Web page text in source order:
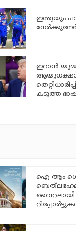
ഇന്ത്യയും
ഇറാന്‍
കടുത്ത
ഐ ആം
വൈറലായി